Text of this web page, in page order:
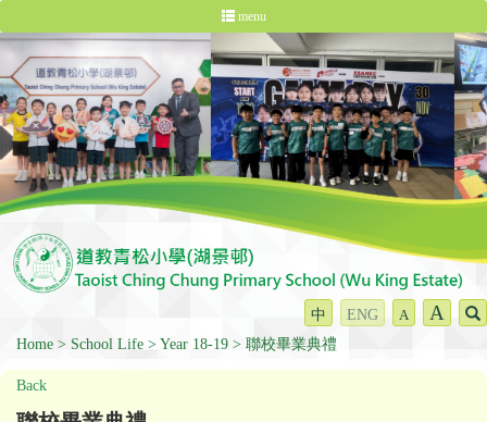
menu
中 ENG A A
Home School Life Year 18-19 聯校畢業典禮
Back